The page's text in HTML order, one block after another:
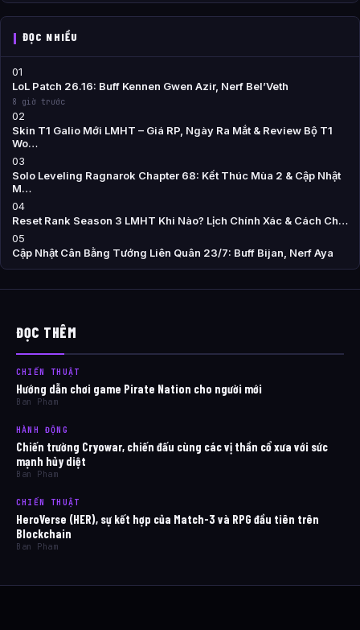
ĐỌC NHIỀU
01
LoL Patch 26.16: Buff Kennen Gwen Azir, Nerf Bel’Veth
8 giờ trước
02
Skin T1 Galio Mới LMHT – Giá RP, Ngày Ra Mắt & Review Bộ T1
Wo…
03
Solo Leveling Ragnarok Chapter 68: Kết Thúc Mùa 2 & Cập Nhật
M…
04
Reset Rank Season 3 LMHT Khi Nào? Lịch Chính Xác & Cách Ch…
05
Cập Nhật Cân Bằng Tướng Liên Quân 23/7: Buff Bijan, Nerf Aya
ĐỌC THÊM
CHIẾN THUẬT
Hướng dẫn chơi game Pirate Nation cho người mới
Ban Pham
HÀNH ĐỘNG
Chiến trường Cryowar, chiến đấu cùng các vị thần cổ xưa với sức
mạnh hủy diệt
Ban Pham
CHIẾN THUẬT
HeroVerse (HER), sự kết hợp của Match-3 và RPG đầu tiên trên
Blockchain
Ban Pham